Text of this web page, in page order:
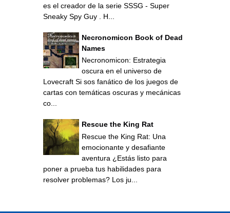
es el creador de la serie SSSG - Super
Sneaky Spy Guy . H...
Necronomicon Book of Dead
Names
Necronomicon: Estrategia
oscura en el universo de
Lovecraft Si sos fanático de los juegos de
cartas con temáticas oscuras y mecánicas
co...
Rescue the King Rat
Rescue the King Rat: Una
emocionante y desafiante
aventura ¿Estás listo para
poner a prueba tus habilidades para
resolver problemas? Los ju...